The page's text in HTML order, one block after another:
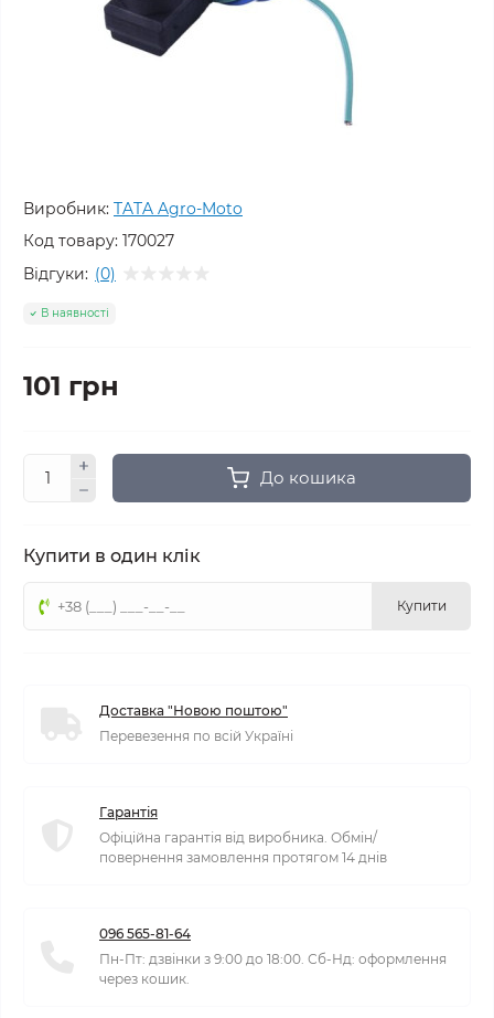
Виробник: TATA Agro-Moto
Код товару: 170027
Відгуки: (0)
В наявності
101 грн
До кошика
Купити в один клік
Купити
Доставка "Новою поштою"
Перевезення по всій Україні
Гарантія
Офіційна гарантія від виробника. Обмін/
повернення замовлення протягом 14 днів
096 565-81-64
Пн-Пт: дзвінки з 9:00 до 18:00. Сб-Нд: оформлення
через кошик.